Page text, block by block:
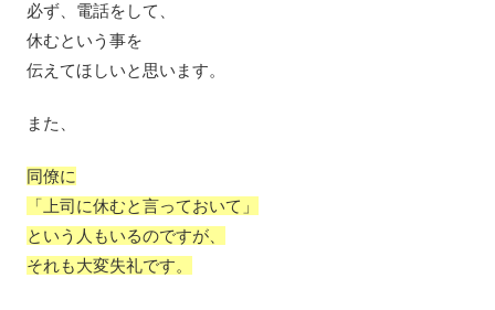
必ず、電話をして、
休むという事を
伝えてほしいと思います。
また、
同僚に
「上司に休むと言っておいて」
という人もいるのですが、
それも大変失礼です。